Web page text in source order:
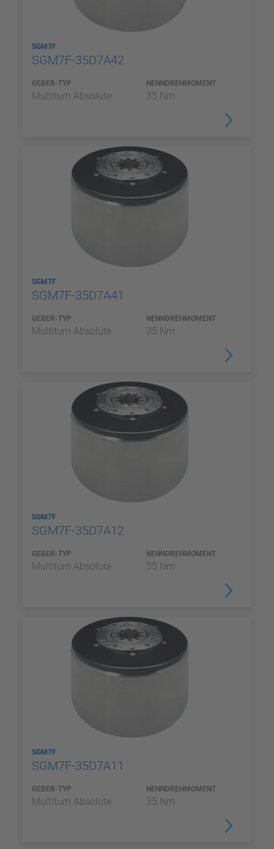
SGM7F
SGM7F-35D7A42
GEBER-TYP
Multiturn Absolute
NENNDREHMOMENT
35 Nm
SGM7F
SGM7F-35D7A41
GEBER-TYP
Multiturn Absolute
NENNDREHMOMENT
35 Nm
SGM7F
SGM7F-35D7A12
GEBER-TYP
Multiturn Absolute
NENNDREHMOMENT
35 Nm
SGM7F
SGM7F-35D7A11
GEBER-TYP
Multiturn Absolute
NENNDREHMOMENT
35 Nm